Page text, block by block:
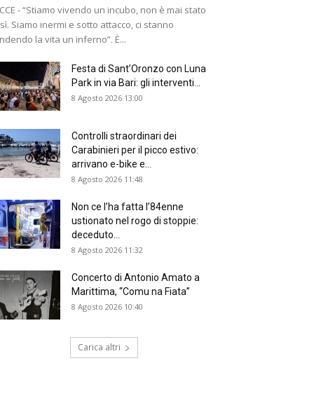
- “Stiamo vivendo un incubo, non è mai stato
Siamo inermi e sotto attacco, ci stanno
la vita un inferno”. È...
Festa di Sant’Oronzo con Luna
Park in via Bari: gli interventi...
8 Agosto 2026 13:00
Controlli straordinari dei
Carabinieri per il picco estivo:
arrivano e-bike e...
8 Agosto 2026 11:48
Non ce l’ha fatta l’84enne
ustionato nel rogo di stoppie:
deceduto...
8 Agosto 2026 11:32
Concerto di Antonio Amato a
Marittima, “Comu na Fiata”
8 Agosto 2026 10:40
Carica altri